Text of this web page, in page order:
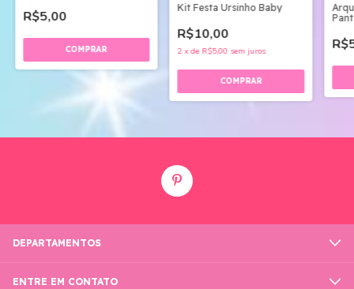
R$5,00
Kit Festa Ursinho Baby
R$10,00
2 xde R$5,00 sem juros
DEPARTAMENTOS
ENTRE EM CONTATO